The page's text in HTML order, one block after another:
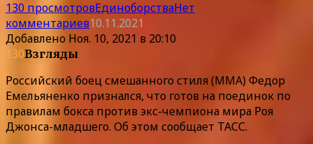
130 просмотровЕдиноборстваНет
комментариев10.11.2021
Добавлено Ноя. 10, 2021 в 20:10
130Взгляды
Российский боец смешанного стиля (MMA) Федор
Емельяненко признался, что готов на поединок по
правилам бокса против экс-чемпиона мира Роя
Джонса-младшего. Об этом сообщает ТАСС.